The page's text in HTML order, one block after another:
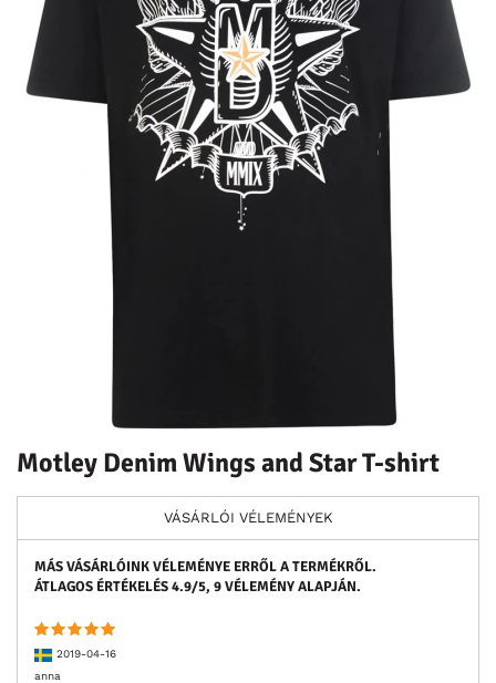
Motley Denim Wings and Star T-shirt
VÁSÁRLÓI VÉLEMÉNYEK
MÁS VÁSÁRLÓINK VÉLEMÉNYE ERRŐL A TERMÉKRŐL.
ÁTLAGOS ÉRTÉKELÉS4.9/5, 9VÉLEMÉNY ALAPJÁN.
2019-04-16
anna